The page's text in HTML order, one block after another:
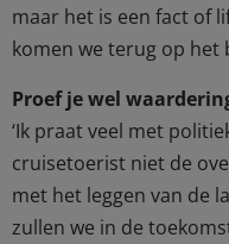
maar het is een fact of
komen we terug op het
Proef je wel
‘Ik praat veel met
cruisetoerist niet de
met het leggen van de
zullen we in de